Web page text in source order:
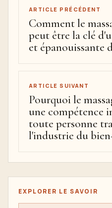
ARTICLE PRÉCÉDENT
Comment le
peut être la clé
et épanouissante
ARTICLE SUIVANT
Pourquoi le
une compétence
toute personne
l'industrie du
EXPLORER LE SAVOIR